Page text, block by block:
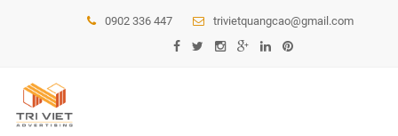
0902 336 447 trivietquangcao@gmail.com